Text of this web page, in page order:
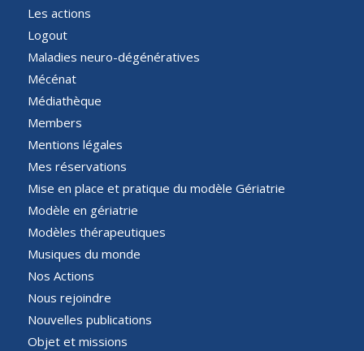
Les actions
Logout
Maladies neuro-dégénératives
Mécénat
Médiathèque
Members
Mentions légales
Mes réservations
Mise en place et pratique du modèle Gériatrie
Modèle en gériatrie
Modèles thérapeutiques
Musiques du monde
Nos Actions
Nous rejoindre
Nouvelles publications
Objet et missions